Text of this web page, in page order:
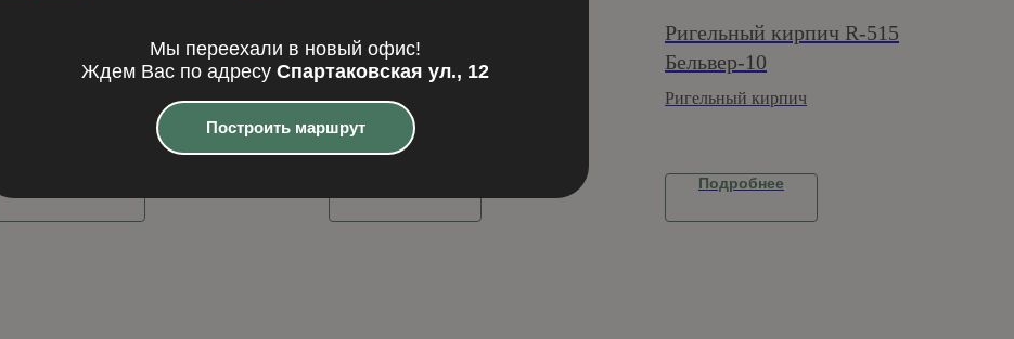
Кирпич ручной формовки
239,7 ₽
Ригельный кирпич R-515
Бельвер-10
Ригельный кирпич
Подробнее
Мы переехали в новый офис!
Ждем Вас по адресу Спартаковская ул., 12
Построить маршрут